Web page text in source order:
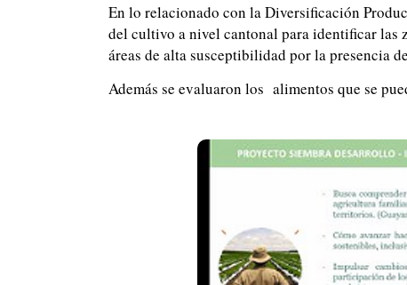
En lo relacionado con la Diversificación
del cultivo a nivel cantonal para identificar las
áreas de alta susceptibilidad por la presencia
Además se evaluaron los alimentos que se